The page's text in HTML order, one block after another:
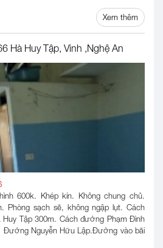
Xem thêm
Hà Huy Tập, Vinh ,Nghệ An
600k. Khép kín. Không chung chủ.
Phòng sạch sẽ, không ngập lụt. Cách
Tập 300m. Cách đường Phạm Đình
Đường Nguyễn Hữu Lập.Đường vào bãi